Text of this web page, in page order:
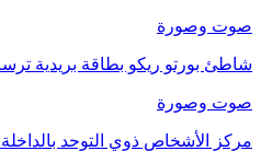
صوت وصورة
شاطئ بورتو ريكو بطاقة بريدية
صوت وصورة
مركز الأشخاص ذوي التوحد